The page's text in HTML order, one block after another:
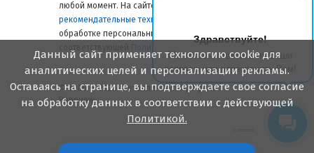
Здравствуйте!
Мы готовы ответить на Ваши
вопросы или перезвонить Вам!
любой момент. На сайте также применяются
рекомендательные технологии
обработке персональных данных — в
Политике
© 2006 — 2026. Металлинвест Профиль.
Воронеж
Данный сайт применяет технологию cookie для
аналитических целей и персонализации рекламы.
Оставаясь на странице, вы подтверждаете свое согласие
на обработку данных в соответствии с действующей
Политикой.